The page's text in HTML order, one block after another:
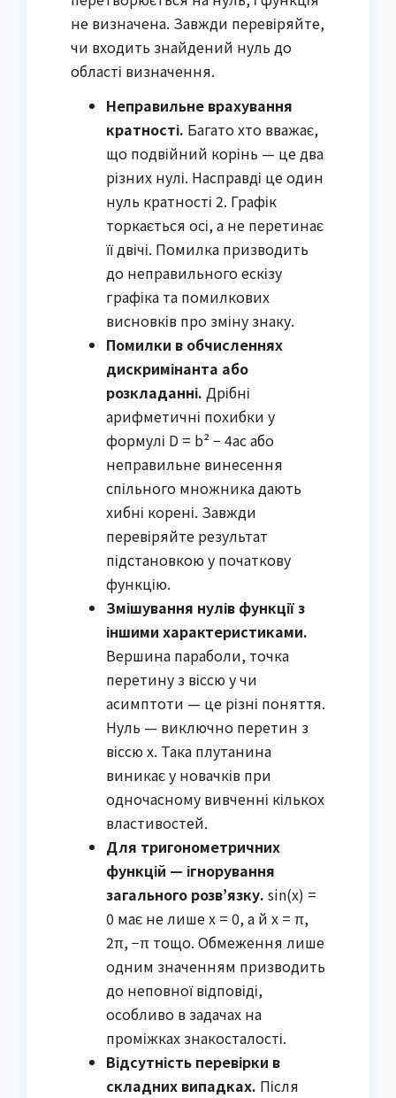
не визначена. Завжди перевіряйте,
чи входить знайдений нуль до
області визначення.
Неправильне врахування
кратності. Багато хто вважає,
що подвійний корінь — це два
різних нулі. Насправді це один
нуль кратності 2. Графік
торкається осі, а не перетинає
її двічі. Помилка призводить
до неправильного ескізу
графіка та помилкових
висновків про зміну знаку.
Помилки в обчисленнях
дискримінанта або
розкладанні. Дрібні
арифметичні похибки у
формулі D = b² − 4ac або
неправильне винесення
спільного множника дають
хибні корені. Завжди
перевіряйте результат
підстановкою у початкову
функцію.
Змішування нулів функції з
іншими характеристиками.
Вершина параболи, точка
перетину з віссю y чи
асимптоти — це різні поняття.
Нуль — виключно перетин з
віссю x. Така плутанина
виникає у новачків при
одночасному вивченні кількох
властивостей.
Для тригонометричних
функцій — ігнорування
загального розв’язку. sin(x) =
0 має не лише x = 0, а й x = π,
2π, −π тощо. Обмеження лише
одним значенням призводить
до неповної відповіді,
особливо в задачах на
проміжках знакосталості.
Відсутність перевірки в
складних випадках. Після